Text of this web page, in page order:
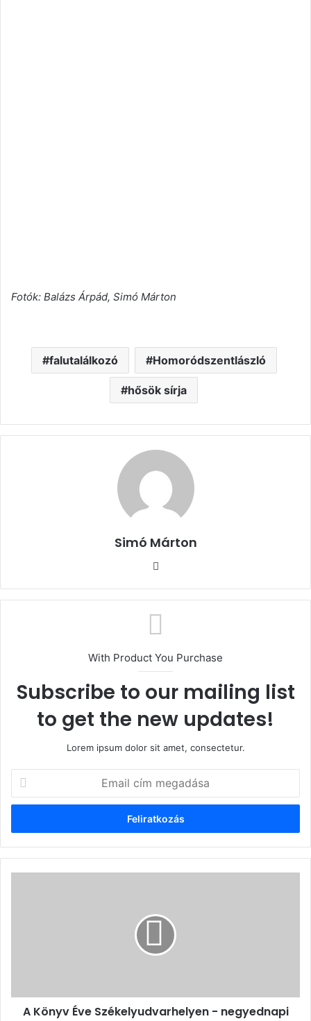
Fotók: Balázs Árpád, Simó Márton
falutalálkozó Homoródszentlászló
hősök sírja
Simó Márton
With Product You Purchase
Subscribe to our mailing list
to get the new updates!
Lorem ipsum dolor sit amet, consectetur.
Email
cím
megadása
A Könyv Éve Székelyudvarhelyen - negyednapi